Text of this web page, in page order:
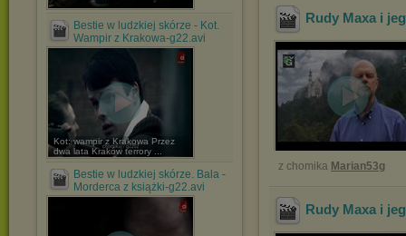
Bestie w ludzkiej skórze - Kot.
Wampir z Krakowa-g22.avi
Kot: wampir z Krakowa Przez
dwa lata Kraków terrory ...
Bestie w ludzkiej skórze. Bala -
Morderca z książki-g22.avi
Rudy Maxa i
z chomika Marian53g
Rudy Maxa i